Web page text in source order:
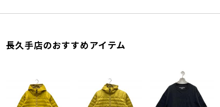
長久手店のおすすめアイテム